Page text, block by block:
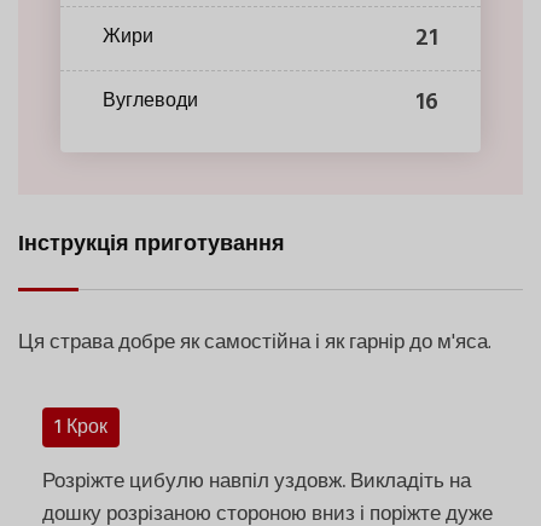
Жири 21
Вуглеводи 16
Інструкція приготування
Ця страва добре як самостійна і як гарнір до м'яса.
1 Крок
Розріжте цибулю навпіл уздовж. Викладіть на
дошку розрізаною стороною вниз і поріжте дуже